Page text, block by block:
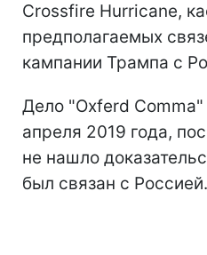
Crossfire Hurricane,
предполагаемых
кампании Трампа с
Дело "Oxferd
апреля 2019 года,
не нашло
был связан с Россией.